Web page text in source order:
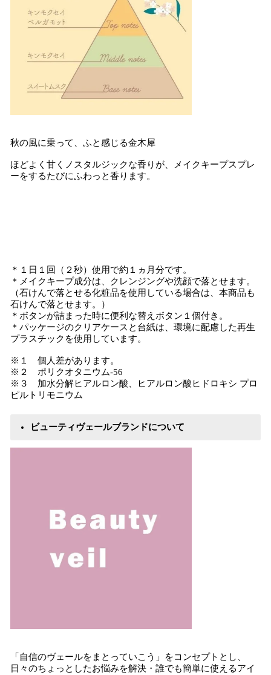
秋の風に乗って、ふと感じる金木犀
ほどよく甘くノスタルジックな香りが、メイクキープスプレ
ーをするたびにふわっと香ります。
＊１日１回（２秒）使用で約１ヵ月分です。
＊メイクキープ成分は、クレンジングや洗顔で落とせます。
（石けんで落とせる化粧品を使用している場合は、本商品も
石けんで落とせます。）
＊ボタンが詰まった時に便利な替えボタン１個付き。
＊パッケージのクリアケースと台紙は、環境に配慮した再生
プラスチックを使用しています。
※１ 個人差があります。
※２ ポリクオタニウム-56
※３ 加水分解ヒアルロン酸、ヒアルロン酸ヒドロキシ プロ
ピルトリモニウム
ビューティヴェールブランドについて
「自信のヴェールをまとっていこう」をコンセプトとし、
日々のちょっとしたお悩みを解決・誰でも簡単に使えるアイ